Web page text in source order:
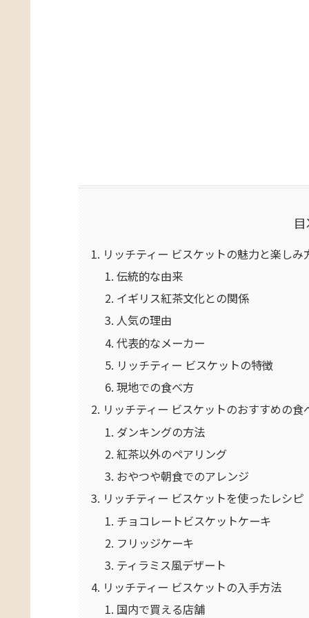
リッチティー ビスケットの魅力と楽しみ
伝統的な由来
イギリス紅茶文化との関係
人気の理由
代表的なメーカー
リッチティー ビスケットの特徴
現地での食べ方
リッチティー ビスケットのおすすめの食
ダンキングの方法
紅茶以外のペアリング
おやつや朝食でのアレンジ
リッチティー ビスケットを使ったレシピ
チョコレートビスケットケーキ
フリッジケーキ
ティラミス風デザート
リッチティー ビスケットの入手方法
国内で買える店舗